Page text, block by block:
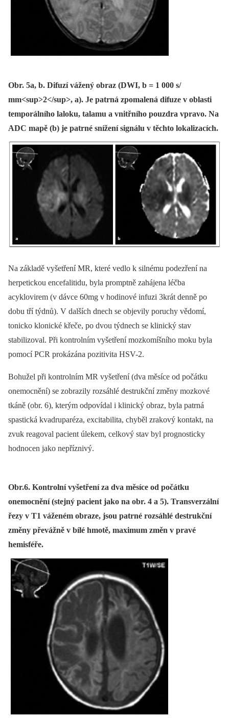
Obr. 5a, b. Difuzí vážený obraz (DWI, b = 1 000 s/
mm<sup>2</sup>, a). Je patrná zpomalená difuze v oblasti
temporálního laloku, talamu a vnitřního pouzdra vpravo. Na
ADC mapě (b) je patrné snížení signálu v těchto lokalizacích.
Na základě vyšetření MR, které vedlo k silnému podezření na
herpetickou encefalitidu, byla promptně zahájena léčba
acyklovirem (v dávce 60mg v hodinové infuzi 3krát denně po
dobu tří týdnů). V dalších dnech se objevily poruchy vědomí,
tonicko klonické křeče, po dvou týdnech se klinický stav
stabilizoval. Při kontrolním vyšetření mozkomíšního moku byla
pomocí PCR prokázána pozitivita HSV-2.
Bohužel při kontrolním MR vyšetření (dva měsíce od počátku
onemocnění) se zobrazily rozsáhlé destrukční změny mozkové
tkáně (obr. 6), kterým odpovídal i klinický obraz, byla patrná
spastická kvadruparéza, excitabilita, chyběl zrakový kontakt, na
zvuk reagoval pacient úlekem, celkový stav byl prognosticky
hodnocen jako nepříznivý.
Obr.6. Kontrolní vyšetření za dva měsíce od počátku
onemocnění (stejný pacient jako na obr. 4 a 5). Transverzální
řezy v T1 váženém obraze, jsou patrné rozsáhlé destrukční
změny převážně v bílé hmotě, maximum změn v pravé
hemisféře.